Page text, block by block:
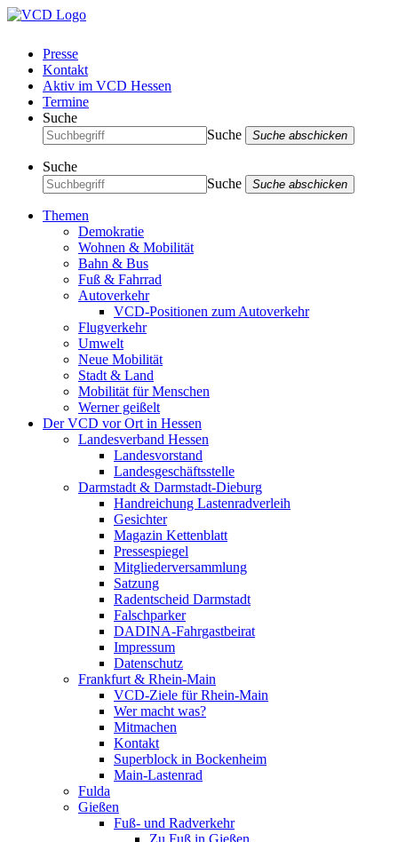
Presse
Kontakt
Aktiv im VCD Hessen
Termine
Suche
Suche
Suche abschicken
Suche
Suche
Suche abschicken
Themen
Demokratie
Wohnen & Mobilität
Bahn & Bus
Fuß & Fahrrad
Autoverkehr
VCD-Positionen zum Autoverkehr
Flugverkehr
Umwelt
Neue Mobilität
Stadt & Land
Mobilität für Menschen
Werner geißelt
Der VCD vor Ort in Hessen
Landesverband Hessen
Landesvorstand
Landesgeschäftsstelle
Darmstadt & Darmstadt-Dieburg
Handreichung Lastenradverleih
Gesichter
Magazin Kettenblatt
Pressespiegel
Mitgliederversammlung
Satzung
Radentscheid Darmstadt
Falschparker
DADINA-Fahrgastbeirat
Impressum
Datenschutz
Frankfurt & Rhein-Main
VCD-Ziele für Rhein-Main
Wer macht was?
Mitmachen
Kontakt
Superblock in Bockenheim
Main-Lastenrad
Fulda
Gießen
Fuß- und Radverkehr
Zu Fuß in Gießen